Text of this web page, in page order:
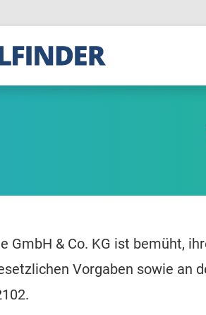
GmbH & Co. KG ist bemüht,
Vorgaben sowie an